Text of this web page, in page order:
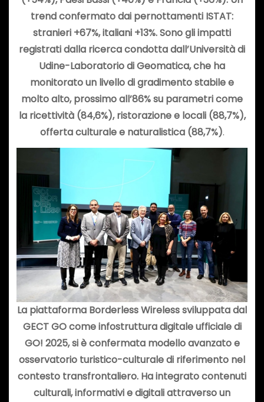
trend confermato dai pernottamenti ISTAT:
stranieri +67%, italiani +13%. Sono gli impatti
registrati dalla ricerca condotta dall’Università di
Udine-Laboratorio di Geomatica, che ha
monitorato un livello di gradimento stabile e
molto alto, prossimo all’86% su parametri come
la ricettività (84,6%), ristorazione e locali (88,7%),
offerta culturale e naturalistica (88,7%).
La piattaforma Borderless Wireless sviluppata dal
GECT GO come infostruttura digitale ufficiale di
GO! 2025, si è confermata modello avanzato e
osservatorio turistico-culturale di riferimento nel
contesto transfrontaliero. Ha integrato contenuti
culturali, informativi e digitali attraverso un